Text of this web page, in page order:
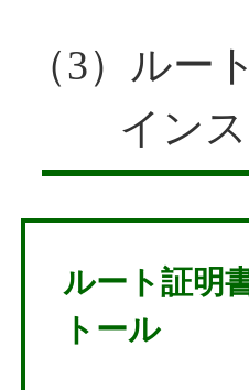
（3）ルー
イン
ルート証明
トール